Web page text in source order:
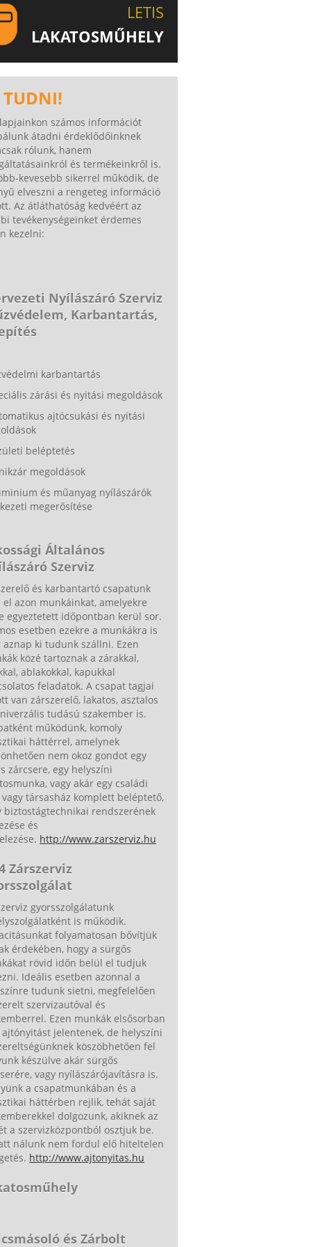
LETIS
LAKATOSMŰHELY
TUDNI!
számos információt
átadni érdeklődőinknek
rólunk, hanem
és termékeinkről is.
kevesebb sikerrel működik, de
elveszni a rengeteg információ
Az átláthatóság kedvéért az
tevékenységeinket érdemes
kezelni:
Nyílászáró Szerviz
Karbantartás,
karbantartás
zárási és nyitási megoldások
ajtócsukási és nyitási
beléptetés
megoldások
és műanyag nyílászárók
megerősítése
Általános
Szerviz
és karbantartó csapatunk
el azon munkáinkat, amelyekre
egyeztetett időpontban kerül sor.
esetben ezekre a munkákra is
aznap ki tudunk szállni. Ezen
közé tartoznak a zárakkal,
ablakokkal, kapukkal
feladatok. A csapat tagjai
van zárszerelő, lakatos, asztalos
tudású szakember is.
működünk, komoly
háttérrel, amelynek
nem okoz gondot egy
zárcsere, egy helyszíni
vagy akár egy családi
vagy társasház komplett beléptető,
biztostágtechnikai rendszerének
és
http://www.zarszerviz.hu
Zárszerviz
gyorsszolgálatunk
is működik.
folyamatosan bővítjük
érdekében, hogy a sürgős
rövid időn belül el tudjuk
Ideális esetben azonnal a
tudunk sietni, megfelelően
szervizautóval és
Ezen munkák elsősorban
ajtónyitást jelentenek, de helyszíni
köszöbhetően fel
készülve akár sürgős
vagy nyílászárójavításra is.
a csapatmunkában és a
háttérben rejlik, tehát saját
dolgozunk, akiknek az
a szervizközpontból osztjuk be.
nálunk nem fordul elő hiteltelen
http://www.ajtonyitas.hu
és Zárbolt